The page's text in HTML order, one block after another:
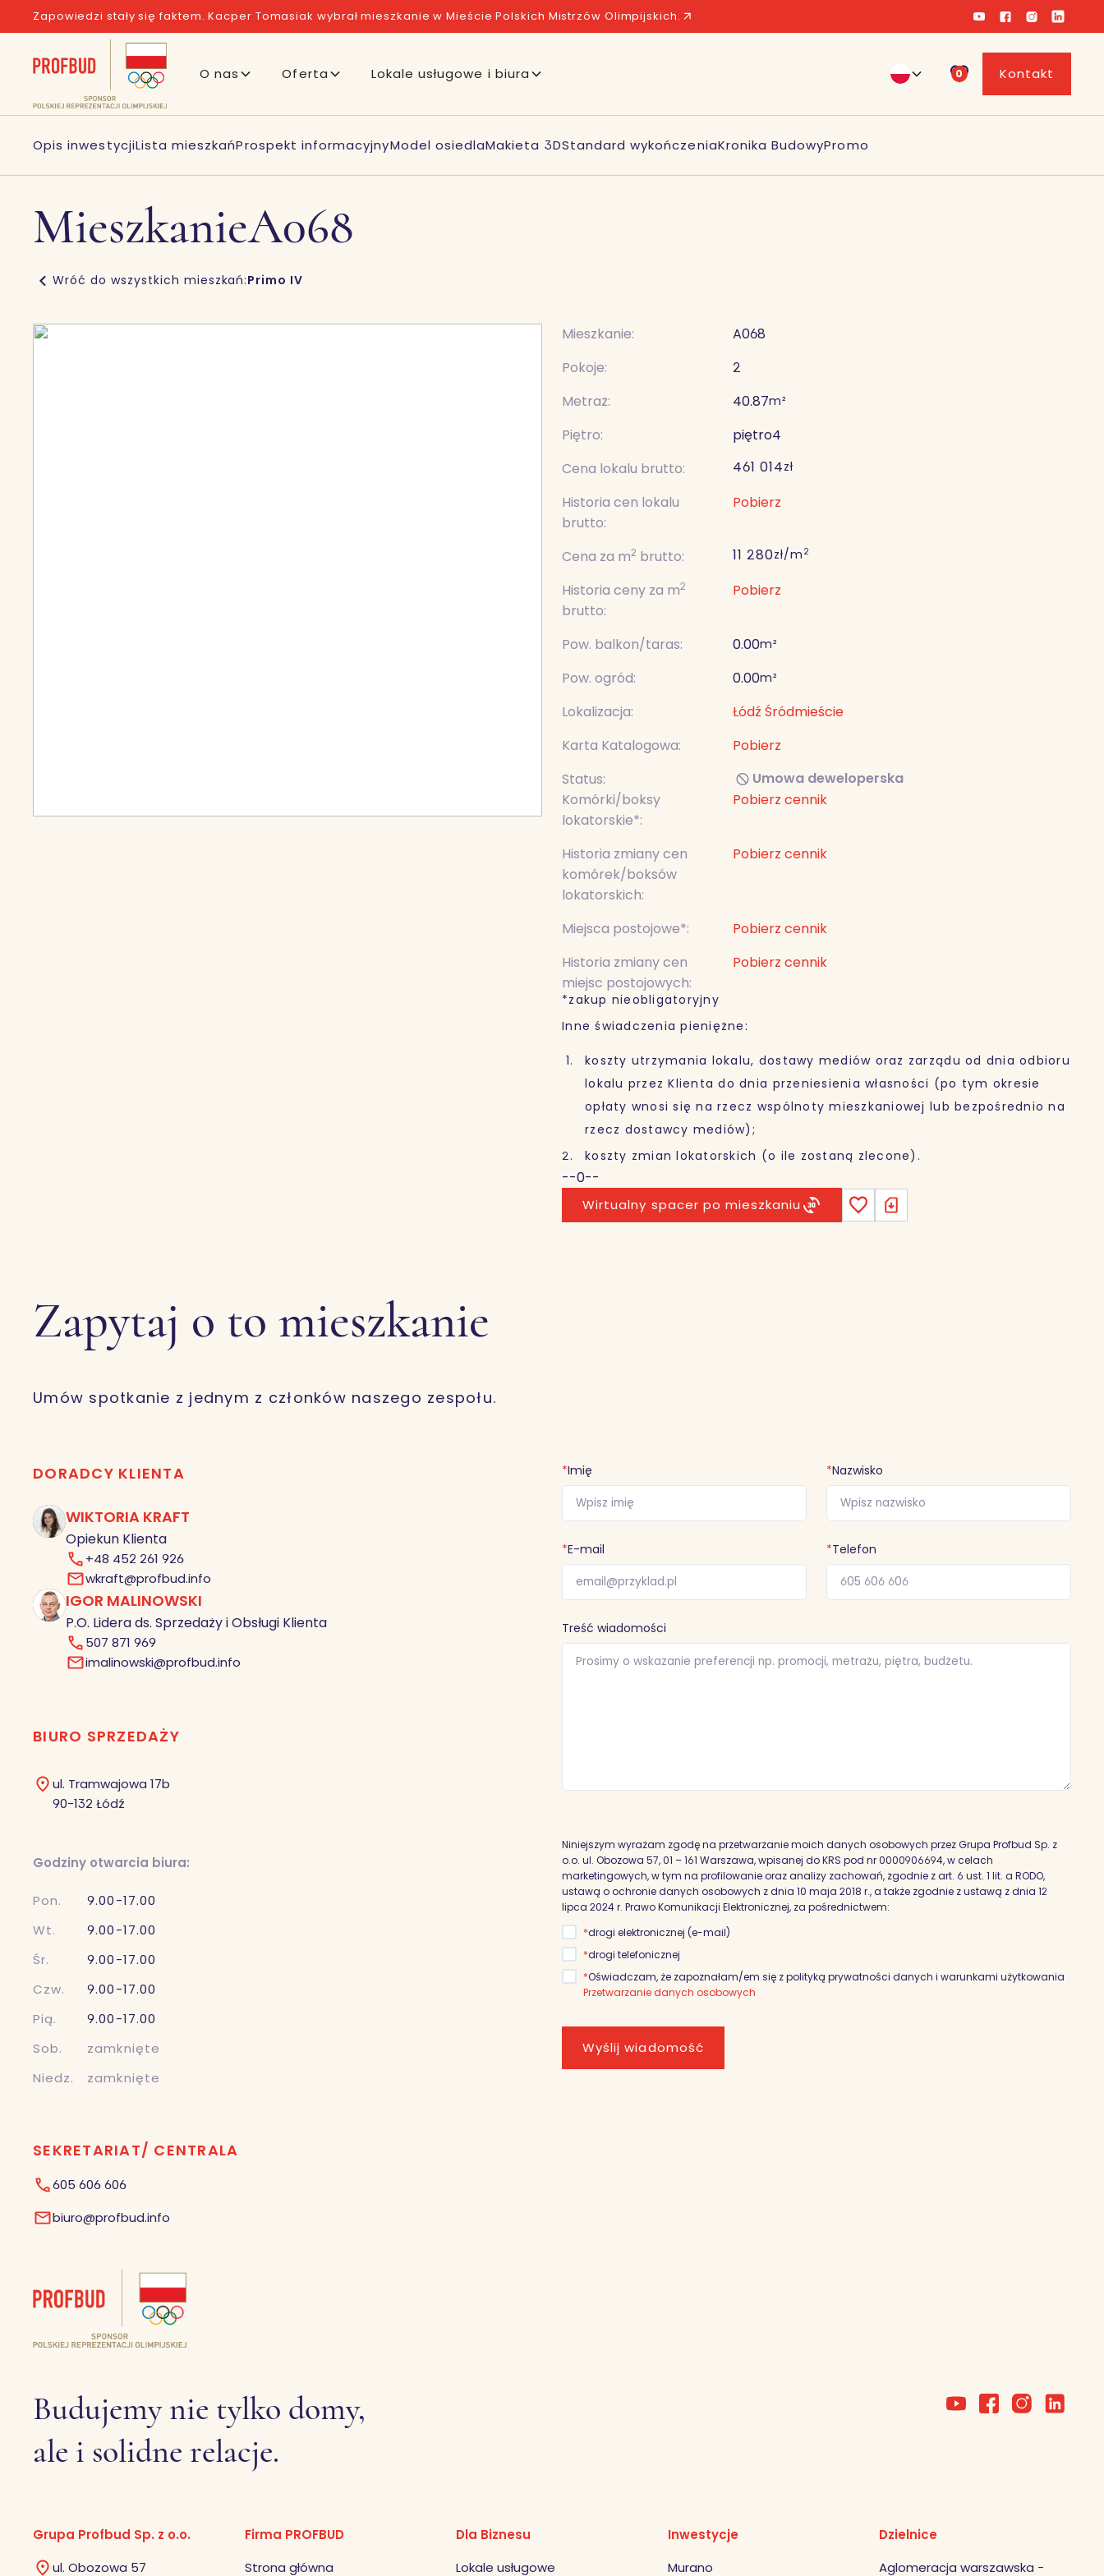
Zapowiedzi stały się faktem. Kacper Tomasiak wybrał mieszkanie w Mieście Polskich Mistrzów Olimpijskich.
O nas Oferta Lokale usługowe i biura 0 Kontakt
Opis inwestycjiLista mieszkańProspekt informacyjnyModel osiedlaMakieta 3DStandard wykończeniaKronika BudowyPromo
MieszkanieA068
Wróć do wszystkich mieszkań:Primo IV
Mieszkanie:
A068
Pokoje:
2
Metraż:
40.87m²
Piętro: piętro4
Cena lokalu brutto:
461 014zł
Historia cen lokalu
brutto:
Pobierz
Cena za m2 brutto: 11 280zł/m 2
Historia ceny za m2
brutto:
Pobierz
Pow. balkon/taras: 0.00m²
Pow. ogród: 0.00m²
Lokalizacja:
Łódź Śródmieście
Karta Katalogowa:
Pobierz
Status:
Umowa deweloperska
Komórki/boksy
lokatorskie*:
Pobierz cennik
Historia zmiany cen
komórek/boksów
lokatorskich:
Pobierz cennik
Miejsca postojowe*:
Pobierz cennik
Historia zmiany cen
miejsc postojowych:
Pobierz cennik
*zakup nieobligatoryjny
Inne świadczenia pieniężne:
koszty utrzymania lokalu, dostawy mediów oraz zarządu od dnia odbioru
lokalu przez Klienta do dnia przeniesienia własności (po tym okresie
opłaty wnosi się na rzecz wspólnoty mieszkaniowej lub bezpośrednio na
rzecz dostawcy mediów);
koszty zmian lokatorskich (o ile zostaną zlecone).
--0--
Wirtualny spacer po mieszkaniu
Zapytaj o to mieszkanie
Umów spotkanie z jednym z członków naszego zespołu.
DORADCY KLIENTA
WIKTORIA KRAFT
Opiekun Klienta
+48 452 261 926
wkraft@profbud.info
IM IGOR MALINOWSKI
P.O. Lidera ds. Sprzedaży i Obsługi Klienta
507 871 969
imalinowski@profbud.info
BIURO SPRZEDAŻY
ul. Tramwajowa 17b
90-132 Łódź
Godziny otwarcia biura:
Pon.
9.00-17.00
Wt.
9.00-17.00
Śr.
9.00-17.00
Czw.
9.00-17.00
Pią.
9.00-17.00
Sob.
zamknięte
Niedz.
zamknięte
SEKRETARIAT/ CENTRALA
605 606 606
biuro@profbud.info
*Imię *Nazwisko
*E-mail *Telefon
Treść wiadomości
Niniejszym wyrażam zgodę na przetwarzanie moich danych osobowych przez Grupa Profbud Sp. z
o.o. ul. Obozowa 57, 01 – 161 Warszawa, wpisanej do KRS pod nr 0000906694, w celach
marketingowych, w tym na profilowanie oraz analizy zachowań, zgodnie z art. 6 ust. 1 lit. a RODO,
ustawą o ochronie danych osobowych z dnia 10 maja 2018 r., a także zgodnie z ustawą z dnia 12
lipca 2024 r. Prawo Komunikacji Elektronicznej, za pośrednictwem:
*drogi elektronicznej (e-mail)
*drogi telefonicznej
*Oświadczam, że zapoznałam/em się z polityką prywatności danych i warunkami użytkowania
Przetwarzanie danych osobowych
Wyślij wiadomość
Budujemy nie tylko domy,
ale i solidne relacje.
Grupa Profbud Sp. z o.o.
ul. Obozowa 57
Firma PROFBUD
Strona główna
Dla Biznesu
Lokale usługowe
Inwestycje
Murano
Dzielnice
Aglomeracja warszawska -